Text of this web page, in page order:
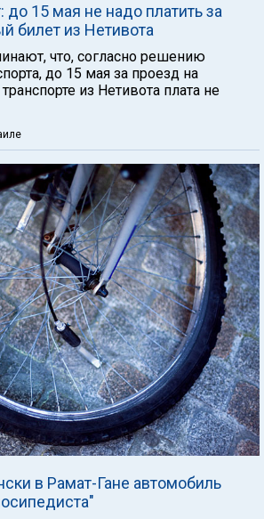
15 мая не надо платить за
билет из Нетивота
что, согласно решению
до 15 мая за проезд на
из Нетивота плата не
в Рамат-Гане автомобиль